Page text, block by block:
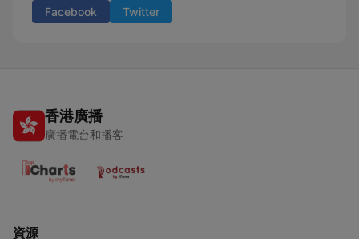
Facebook Twitter
香港廣播
廣播電台和播客
資源